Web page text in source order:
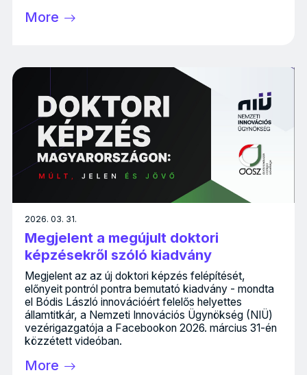
More
2026. 03. 31.
Megjelent a megújult doktori
képzésekről szóló kiadvány
Megjelent az az új doktori képzés felépítését,
előnyeit pontról pontra bemutató kiadvány - mondta
el Bódis László innovációért felelős helyettes
államtitkár, a Nemzeti Innovációs Ügynökség (NIÜ)
vezérigazgatója a Facebookon 2026. március 31-én
közzétett videóban.
More